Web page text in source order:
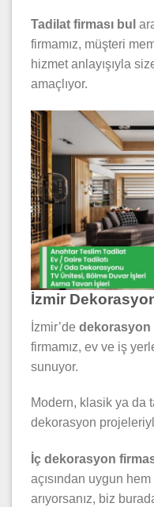
Tadilat firması bul
firmamız, müşteri
hizmet anlayışıyla
amaçlıyor.
İzmir
İzmir’de dekorasyon
firmamız, ev ve iş
sunuyor.
Modern, klasik ya da
dekorasyon
ç dekorasyon
açısından uygun
arıyorsanız, biz